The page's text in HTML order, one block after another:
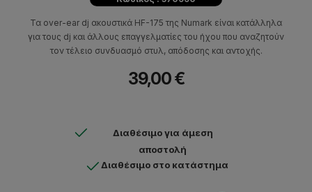
Τα over-ear dj ακουστικά HF-175 της Numark είναι κατάλληλα
για τους dj και άλλους επαγγελματίες του ήχου που αναζητούν
τον τέλειο συνδυασμό στυλ, απόδοσης και αντοχής.
39,00 €
Διαθέσιμο για άμεση
αποστολή
Διαθέσιμο στο κατάστημα